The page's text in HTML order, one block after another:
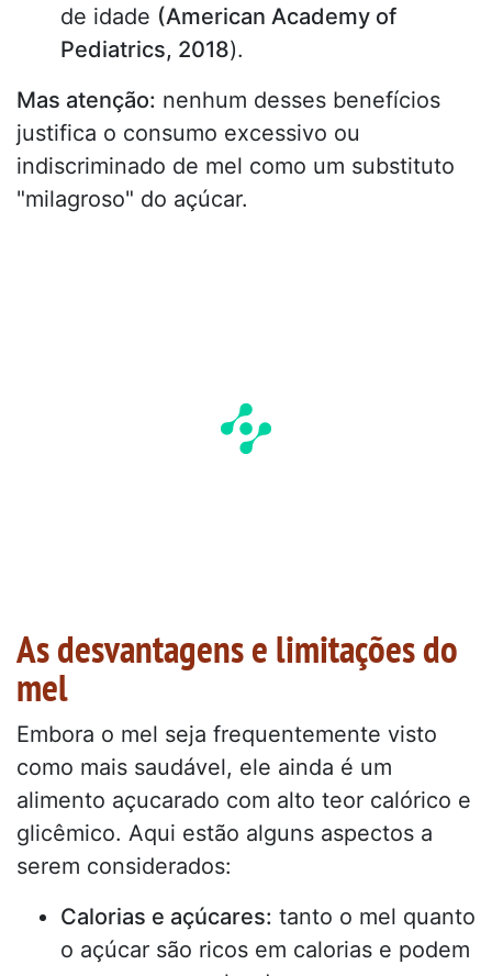
de idade (American Academy of
Pediatrics, 2018).
Mas atenção: nenhum desses benefícios
justifica o consumo excessivo ou
indiscriminado de mel como um substituto
"milagroso" do açúcar.
As desvantagens e limitações do
mel
Embora o mel seja frequentemente visto
como mais saudável, ele ainda é um
alimento açucarado com alto teor calórico e
glicêmico. Aqui estão alguns aspectos a
serem considerados:
Calorias e açúcares: tanto o mel quanto
o açúcar são ricos em calorias e podem